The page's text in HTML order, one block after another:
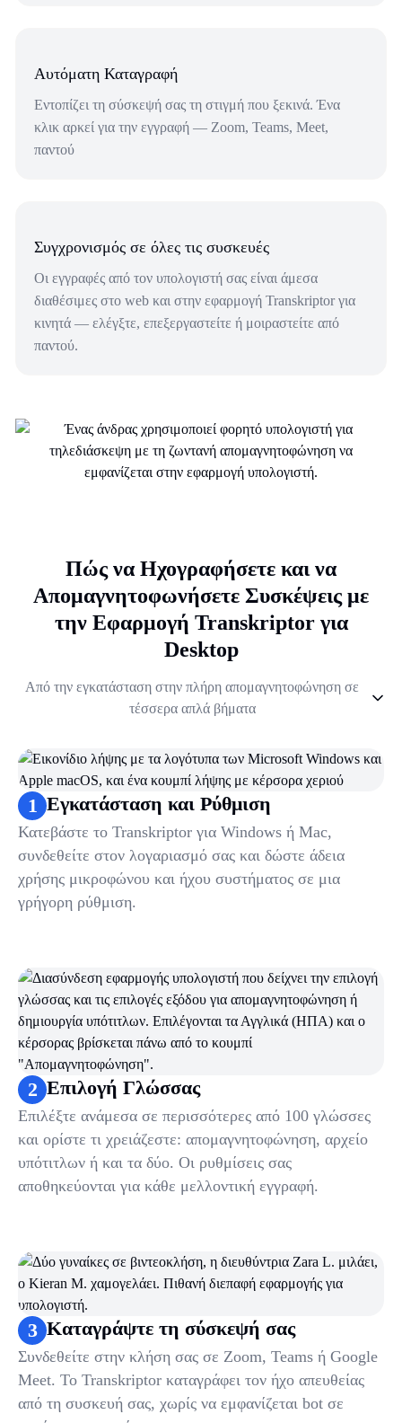
Αυτόματη Καταγραφή
Εντοπίζει τη σύσκεψή σας τη στιγμή που ξεκινά. Ένα
κλικ αρκεί για την εγγραφή — Zoom, Teams, Meet,
παντού
Συγχρονισμός σε όλες τις συσκευές
Οι εγγραφές από τον υπολογιστή σας είναι άμεσα
διαθέσιμες στο web και στην εφαρμογή Transkriptor για
κινητά — ελέγξτε, επεξεργαστείτε ή μοιραστείτε από
παντού.
Πώς να Ηχογραφήσετε και να
Απομαγνητοφωνήσετε Συσκέψεις με
την Εφαρμογή Transkriptor για
Desktop
Από την εγκατάσταση στην πλήρη απομαγνητοφώνηση σε
τέσσερα απλά βήματα
2. Επιλογή Γλώσσας
Καταγράψτε τη σύσκεψή σας
4. Λάβετε την απομαγνητοφώνηση και τη σύνοψή σας
1 Εγκατάσταση και Ρύθμιση
Κατεβάστε το Transkriptor για Windows ή Mac,
συνδεθείτε στον λογαριασμό σας και δώστε άδεια
χρήσης μικροφώνου και ήχου συστήματος σε μια
γρήγορη ρύθμιση.
2 Επιλογή Γλώσσας
Επιλέξτε ανάμεσα σε περισσότερες από 100 γλώσσες
και ορίστε τι χρειάζεστε: απομαγνητοφώνηση, αρχείο
υπότιτλων ή και τα δύο. Οι ρυθμίσεις σας
αποθηκεύονται για κάθε μελλοντική εγγραφή.
3 Καταγράψτε τη σύσκεψή σας
Συνδεθείτε στην κλήση σας σε Zoom, Teams ή Google
Meet. Το Transkriptor καταγράφει τον ήχο απευθείας
από τη συσκευή σας, χωρίς να εμφανίζεται bot σε